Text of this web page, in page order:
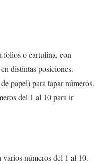
folios o cartulina, con
distintas posiciones.
papel) para tapar números.
del 1 al 10 para ir
números del 1 al 10.